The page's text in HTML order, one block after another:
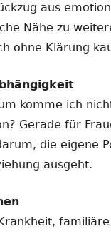
aus
Nähe zu
ohne Klärung
komme ich
Gerade für
die eigene
ausgeht.